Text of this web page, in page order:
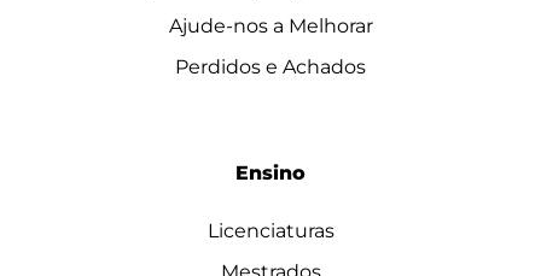
Ajude-nos a Melhorar
Perdidos e Achados
Ensino
Licenciaturas